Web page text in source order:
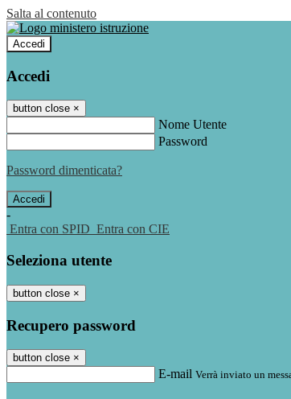
Salta al contenuto
Accedi
Accedi
button close ×
Nome Utente
Password
Password dimenticata?
-
Entra con SPID Entra con CIE
Seleziona utente
button close ×
Recupero password
button close ×
E-mail Verrà inviato un